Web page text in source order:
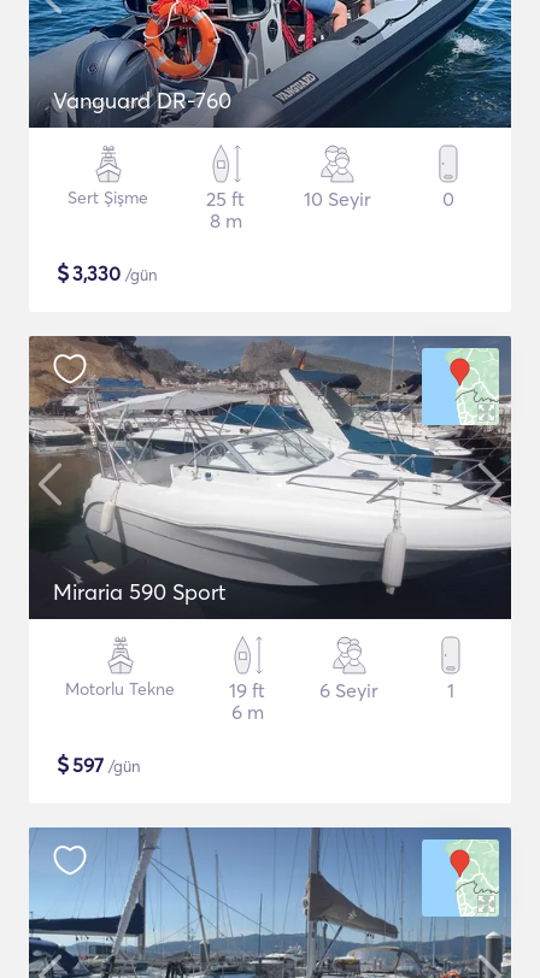
Vanguard DR-760
Sert Şişme
25 ft
8 m
10 Seyir 0
$3,330 /gün
Miraria 590 Sport
Motorlu Tekne
19 ft
6 m
6 Seyir 1
$597 /gün